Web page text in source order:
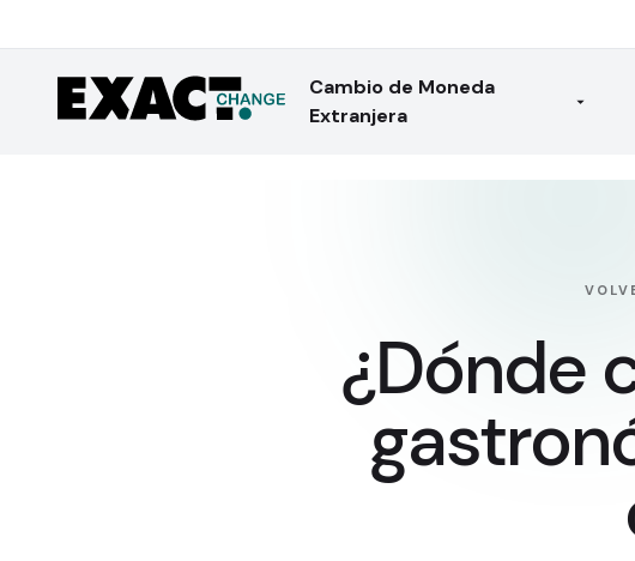
Cambio de Moneda
Extranjera
¿Dónde